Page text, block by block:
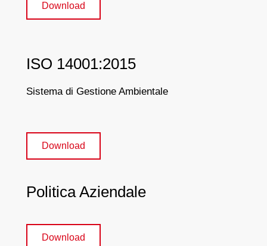
Download
ISO 14001:2015
Sistema di Gestione Ambientale
Download
Politica Aziendale
Download